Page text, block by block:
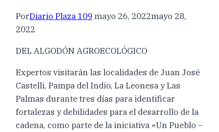
PorDiario Plaza 109 mayo 26, 2022mayo 28,
2022
DEL ALGODÓN AGROECOLÓGICO
Expertos visitarán las localidades de Juan José
Castelli, Pampa del Indio, La Leonesa y Las
Palmas durante tres días para identificar
fortalezas y debilidades para el desarrollo de la
cadena, como parte de la iniciativa «Un Pueblo –